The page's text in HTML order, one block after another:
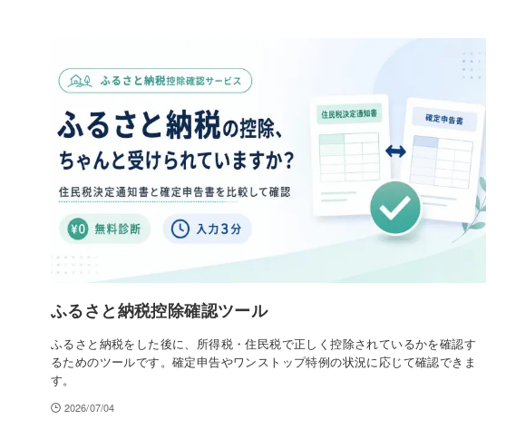
ふるさと納税控除確認ツール
ふるさと納税をした後に、所得税・住民税で正しく控除されているかを確認す
るためのツールです。確定申告やワンストップ特例の状況に応じて確認できま
す。
2026/07/04